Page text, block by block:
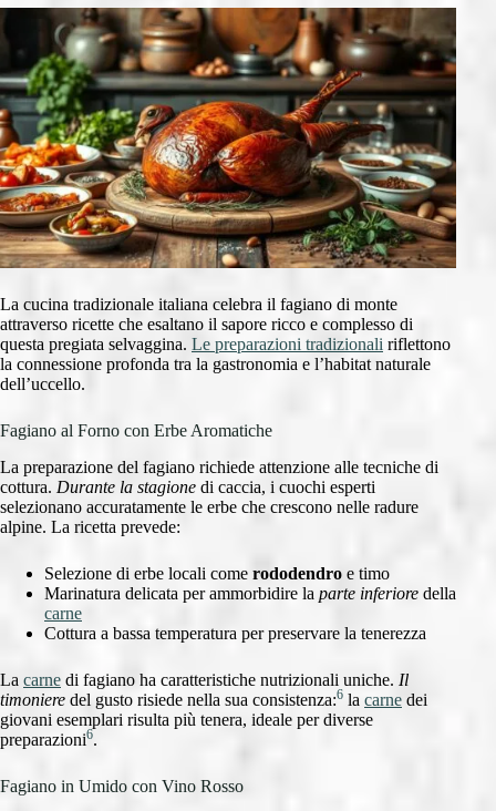
La cucina tradizionale italiana celebra il fagiano di monte
attraverso ricette che esaltano il sapore ricco e complesso di
questa pregiata selvaggina. Le preparazioni tradizionali riflettono
la connessione profonda tra la gastronomia e l’habitat naturale
dell’uccello.
Fagiano al Forno con Erbe Aromatiche
La preparazione del fagiano richiede attenzione alle tecniche di
cottura. Durante la stagione di caccia, i cuochi esperti
selezionano accuratamente le erbe che crescono nelle radure
alpine. La ricetta prevede:
Selezione di erbe locali come rododendro e timo
Marinatura delicata per ammorbidire la parte inferiore della
carne
Cottura a bassa temperatura per preservare la tenerezza
La carne di fagiano ha caratteristiche nutrizionali uniche. Il
timoniere del gusto risiede nella sua consistenza:6 la carne dei
giovani esemplari risulta più tenera, ideale per diverse
preparazioni6.
Fagiano in Umido con Vino Rosso